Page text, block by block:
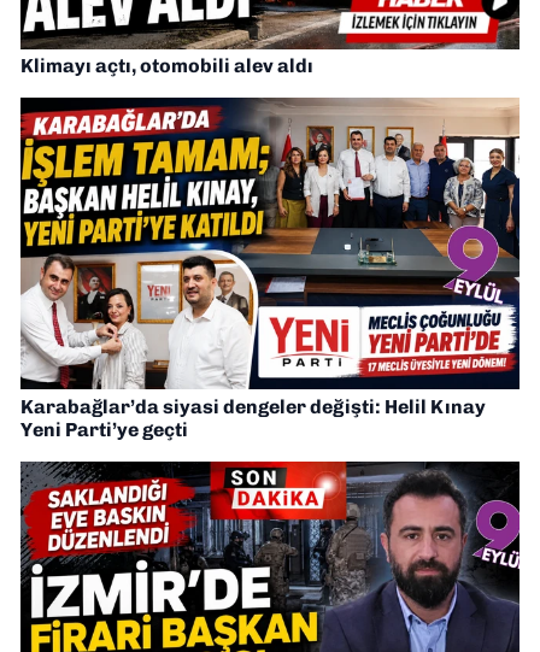
Klimayı açtı, otomobili alev aldı
Karabağlar’da siyasi dengeler değişti: Helil Kınay
Yeni Parti’ye geçti